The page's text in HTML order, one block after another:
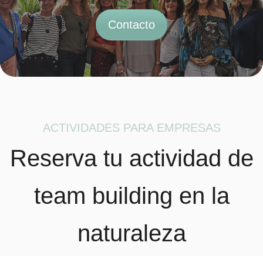
Contacto
ACTIVIDADES PARA EMPRESAS
Reserva tu actividad de
team building en la
naturaleza